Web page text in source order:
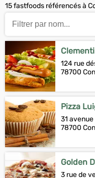
15 fastfoods référencés à
124 rue
78700
Pizza
31
78700
Golden
3 rue de